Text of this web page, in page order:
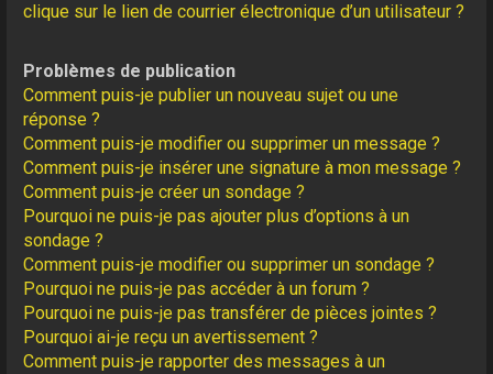
clique sur le lien de courrier électronique d’un utilisateur ?
Problèmes de publication
Comment puis-je publier un nouveau sujet ou une
réponse ?
Comment puis-je modifier ou supprimer un message ?
Comment puis-je insérer une signature à mon message ?
Comment puis-je créer un sondage ?
Pourquoi ne puis-je pas ajouter plus d’options à un
sondage ?
Comment puis-je modifier ou supprimer un sondage ?
Pourquoi ne puis-je pas accéder à un forum ?
Pourquoi ne puis-je pas transférer de pièces jointes ?
Pourquoi ai-je reçu un avertissement ?
Comment puis-je rapporter des messages à un